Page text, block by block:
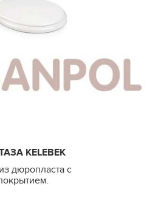
KELEBEK
дюропласта с